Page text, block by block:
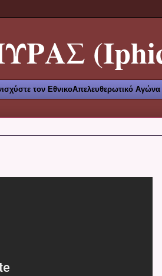
τον ΕθνικοΑπελευθερωτικό Αγώνα